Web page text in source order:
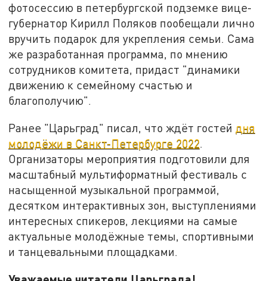
фотосессию в петербургской подземке вице-
губернатор Кирилл Поляков пообещали лично
вручить подарок для укрепления семьи. Сама
же разработанная программа, по мнению
сотрудников комитета, придаст "динамики
движению к семейному счастью и
благополучию".
Ранее "Царьград" писал, что ждёт гостей дня
молодёжи в Санкт-Петербурге 2022.
Организаторы мероприятия подготовили для
масштабный мультиформатный фестиваль с
насыщенной музыкальной программой,
десятком интерактивных зон, выступлениями
интересных спикеров, лекциями на самые
актуальные молодёжные темы, спортивными
и танцевальными площадками.